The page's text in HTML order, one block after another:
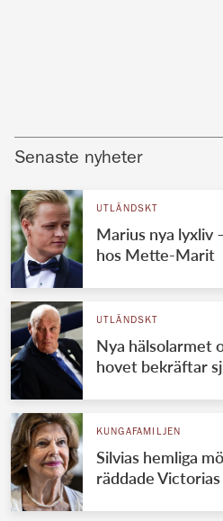
Senaste nyheter
UTLÄNDSKT
Marius nya lyxliv
hos Mette-Marit
UTLÄNDSKT
Nya hälsolarmet
hovet bekräftar
KUNGAFAMILJEN
Silvias hemliga
räddade